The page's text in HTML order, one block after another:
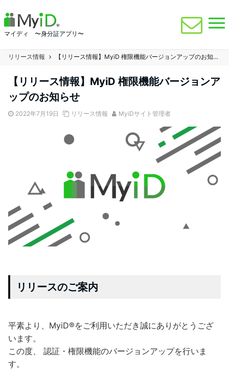
マイディ 〜身分証アプリ〜
リリース情報 【リリース情報】MyiD 権限機能バージョンアップのお知らせ
【リリース情報】MyiD 権限機能バージョンア
ップのお知らせ
2022年7月19日 リリース情報 MyiDサイト管理者
リリースのご案内
平素より、MyiD®をご利用いただき誠にありがとうござ
います。
この度、 認証・権限機能のバージョンアップを行いま
す。